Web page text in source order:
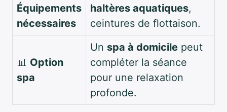
Équipements
nécessaires
haltères aquatiques,
ceintures de flottaison.
📊 Option
spa
Un spa à domicile peut
compléter la séance
pour une relaxation
profonde.